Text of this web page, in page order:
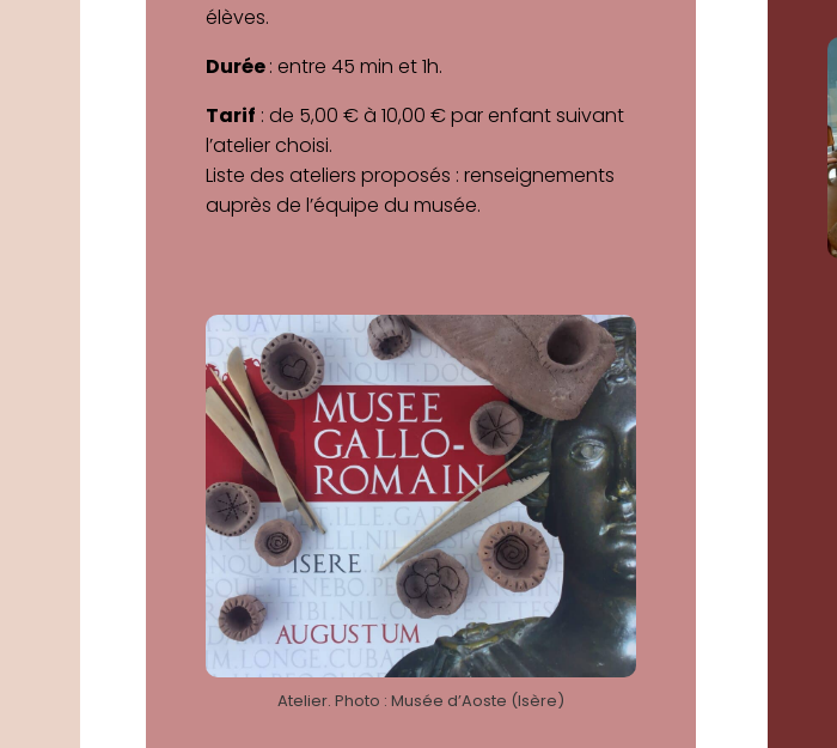
élèves.
Durée : entre 45 min et 1h.
Tarif : de 5,00 € à 10,00 € par enfant suivant
l’atelier choisi.
Liste des ateliers proposés : renseignements
auprès de l’équipe du musée.
Atelier. Photo : Musée d’Aoste (Isère)